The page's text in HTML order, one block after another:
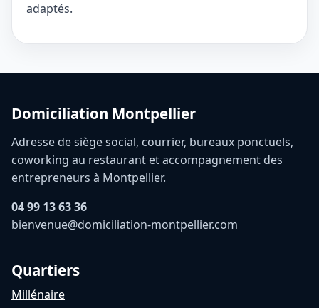
adaptés.
Domiciliation Montpellier
Adresse de siège social, courrier, bureaux ponctuels,
coworking au restaurant et accompagnement des
entrepreneurs à Montpellier.
04 99 13 63 36
bienvenue@domiciliation-montpellier.com
Quartiers
Millénaire